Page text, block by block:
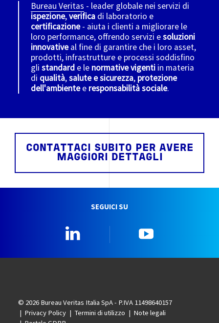
Bureau Veritas - leader globale nei servizi di
ispezione,verifica di laboratorio e
certificazione- aiuta i clienti a migliorare le
loro performance, offrendo servizi esoluzioni
innovativeal fine di garantire che i loro asset,
prodotti, infrastrutture e processi soddisfino
gli standard e le normative vigenti in materia
di qualità,salute e sicurezza, protezione
dell'ambientee responsabilità sociale.
CONTATTACI SUBITO PER AVERE
MAGGIORI DETTAGLI
SEGUICI SU
© 2026 Bureau Veritas Italia SpA - P.IVA 11498640157
Privacy Policy
Termini di utilizzo
Note legali